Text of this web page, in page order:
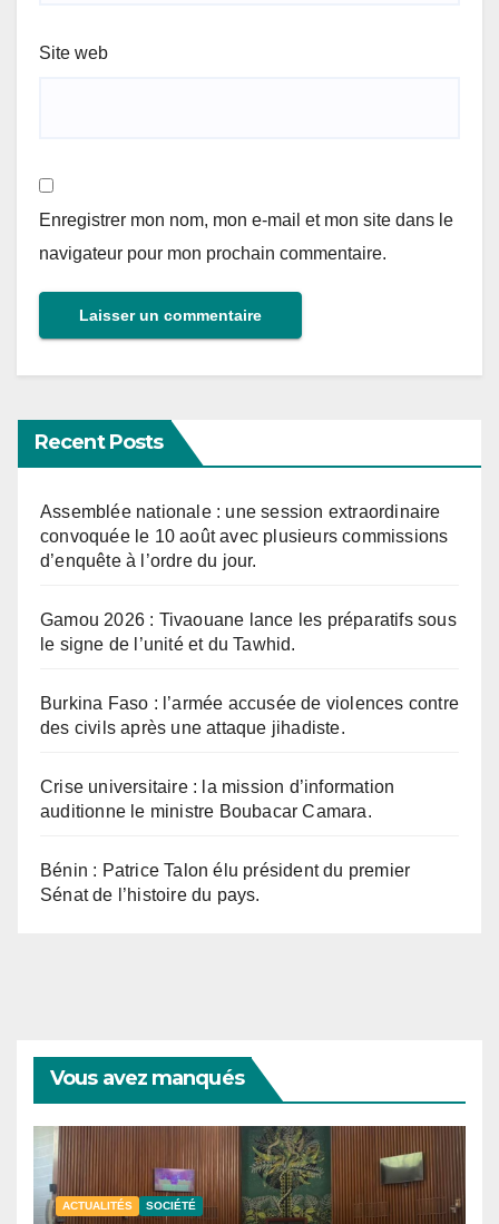
Site web
Enregistrer mon nom, mon e-mail et mon site dans le
navigateur pour mon prochain commentaire.
Recent Posts
Assemblée nationale : une session extraordinaire
convoquée le 10 août avec plusieurs commissions
d’enquête à l’ordre du jour.
Gamou 2026 : Tivaouane lance les préparatifs sous
le signe de l’unité et du Tawhid.
Burkina Faso : l’armée accusée de violences contre
des civils après une attaque jihadiste.
Crise universitaire : la mission d’information
auditionne le ministre Boubacar Camara.
Bénin : Patrice Talon élu président du premier
Sénat de l’histoire du pays.
Vous avez manqués
ACTUALITÉS SOCIÉTÉ